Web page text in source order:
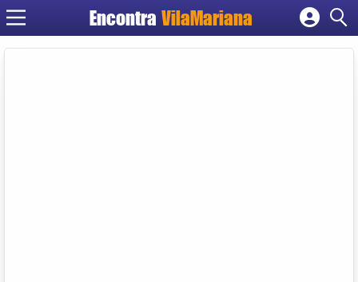
EncontraVilaMariana
Cadastrar empresa